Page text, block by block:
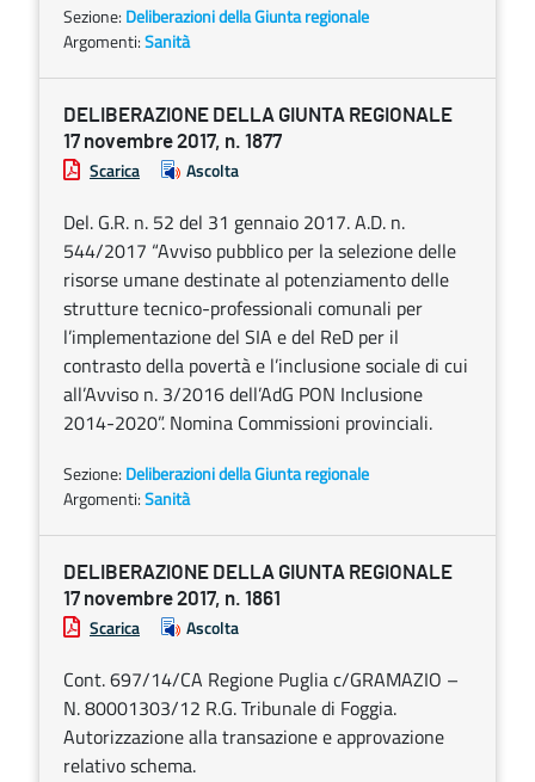
Sezione: Deliberazioni della Giunta regionale
Argomenti:Sanità
DELIBERAZIONE DELLA GIUNTA REGIONALE
17 novembre 2017, n. 1877
Scarica Ascolta
Del. G.R. n. 52 del 31 gennaio 2017. A.D. n.
544/2017 “Avviso pubblico per la selezione delle
risorse umane destinate al potenziamento delle
strutture tecnico-professionali comunali per
l’implementazione del SIA e del ReD per il
contrasto della povertà e l’inclusione sociale di cui
all’Avviso n. 3/2016 dell’AdG PON Inclusione
2014-2020”. Nomina Commissioni provinciali.
Sezione: Deliberazioni della Giunta regionale
Argomenti:Sanità
DELIBERAZIONE DELLA GIUNTA REGIONALE
17 novembre 2017, n. 1861
Scarica Ascolta
Cont. 697/14/CA Regione Puglia c/GRAMAZIO –
N. 80001303/12 R.G. Tribunale di Foggia.
Autorizzazione alla transazione e approvazione
relativo schema.